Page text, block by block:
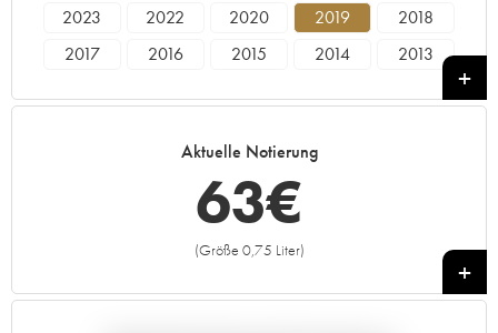
2023 2022 2020 2019
2018
2017
2016 2015 2014
2013
Aktuelle Notierung
63€
(Größe 0,75 Liter)
+